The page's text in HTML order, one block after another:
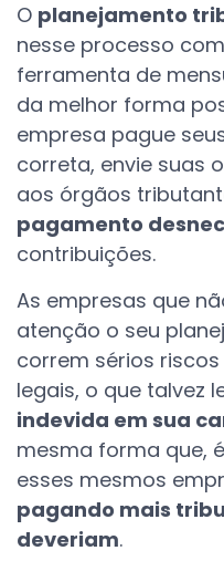
O planejamento
nesse processo
ferramenta de
da melhor forma
empresa pague
correta, envie suas
aos órgãos
pagamento
contribuições.
As empresas que
atenção o seu
correm sérios
legais, o que talvez
indevida em sua
mesma forma que,
esses mesmos
pagando mais
deveriam.